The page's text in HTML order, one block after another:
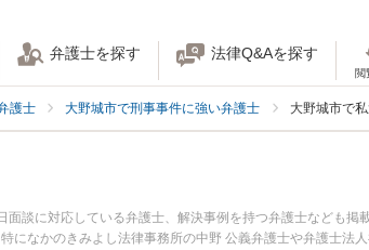
弁護士を探す 法律Q&Aを探す
閲
護士 大野城市で刑事事件に強い弁護士 大野城市で
談に対応している弁護士、解決事例を持つ弁護士なども掲
なかのきみよし法律事務所の中野 公義弁護士や弁護士法